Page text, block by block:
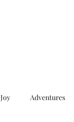
Joy Adventures